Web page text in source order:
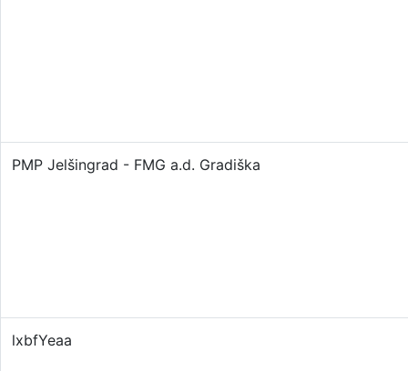
PMP Jelšingrad - FMG a.d. Gradiška
lxbfYeaa